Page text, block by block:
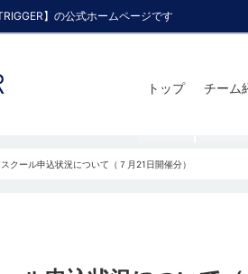
】の公式ホームページです
トップ チーム
クール申込状況について（７月21日開催分）